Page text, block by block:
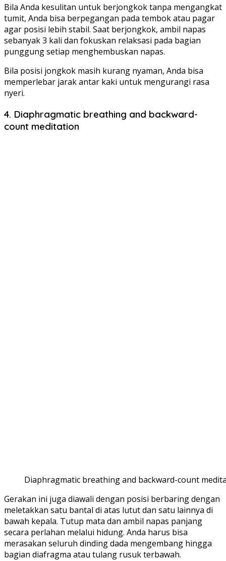
Bila Anda kesulitan untuk berjongkok tanpa mengangkat
tumit, Anda bisa berpegangan pada tembok atau pagar
agar posisi lebih stabil. Saat berjongkok, ambil napas
sebanyak 3 kali dan fokuskan relaksasi pada bagian
punggung setiap menghembuskan napas.
Bila posisi jongkok masih kurang nyaman, Anda bisa
memperlebar jarak antar kaki untuk mengurangi rasa
nyeri.
4. Diaphragmatic breathing and backward-
count meditation
Diaphragmatic breathing and backward-count
Gerakan ini juga diawali dengan posisi berbaring dengan
meletakkan satu bantal di atas lutut dan satu lainnya di
bawah kepala. Tutup mata dan ambil napas panjang
secara perlahan melalui hidung. Anda harus bisa
merasakan seluruh dinding dada mengembang hingga
bagian diafragma atau tulang rusuk terbawah.